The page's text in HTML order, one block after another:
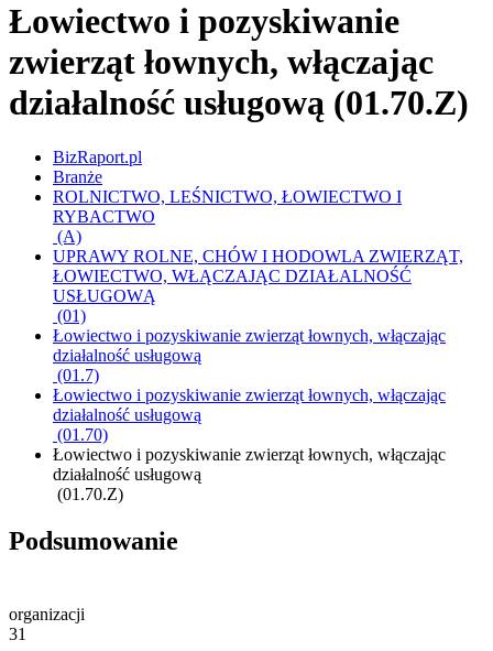
Łowiectwo i pozyskiwanie
zwierząt łownych, włączając
działalność usługową (01.70.Z)
BizRaport.pl
Branże
ROLNICTWO, LEŚNICTWO, ŁOWIECTWO I
RYBACTWO
(A)
UPRAWY ROLNE, CHÓW I HODOWLA ZWIERZĄT,
ŁOWIECTWO, WŁĄCZAJĄC DZIAŁALNOŚĆ
USŁUGOWĄ
(01)
Łowiectwo i pozyskiwanie zwierząt łownych, włączając
działalność usługową
(01.7)
Łowiectwo i pozyskiwanie zwierząt łownych, włączając
działalność usługową
(01.70)
Łowiectwo i pozyskiwanie zwierząt łownych, włączając
działalność usługową
(01.70.Z)
Podsumowanie
organizacji
31